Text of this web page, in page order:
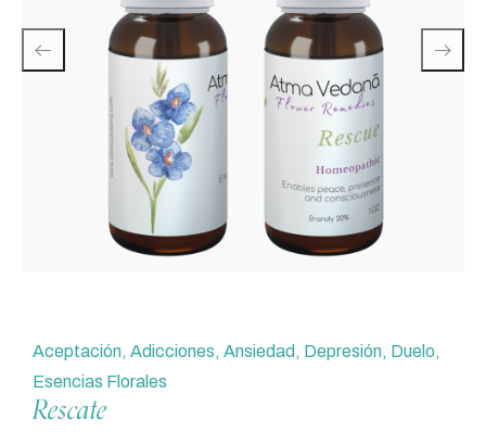
Aceptación, Adicciones, Ansiedad , Depresión, Duelo,
Esencias Florales
Rescate